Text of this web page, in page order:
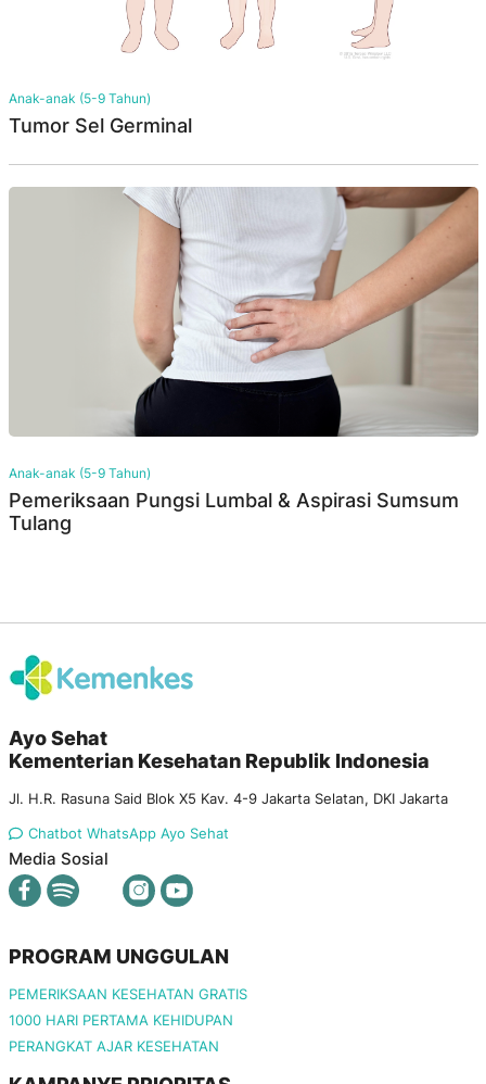
Anak-anak (5-9 Tahun)
Tumor Sel Germinal
Anak-anak (5-9 Tahun)
Pemeriksaan Pungsi Lumbal & Aspirasi Sumsum
Tulang
Ayo Sehat
Kementerian Kesehatan Republik Indonesia
Jl. H.R. Rasuna Said Blok X5 Kav. 4-9 Jakarta Selatan, DKI Jakarta
Chatbot WhatsApp Ayo Sehat
Media Sosial
PROGRAM UNGGULAN
PEMERIKSAAN KESEHATAN GRATIS
1000 HARI PERTAMA KEHIDUPAN
PERANGKAT AJAR KESEHATAN